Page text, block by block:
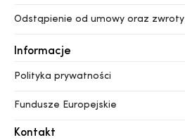
Odstąpienie od umowy oraz zwroty
Informacje
Polityka prywatności
Fundusze Europejskie
Kontakt